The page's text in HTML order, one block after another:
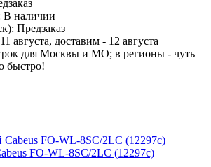
В наличии
Предзаказ
августа, доставим - 12 августа
для Москвы и МО; в регионы - чуть
быстро!
FO-WL-8SC/2LC (12297c)